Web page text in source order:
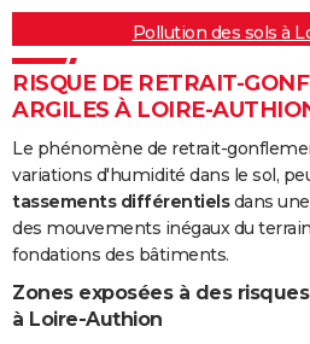
Pollution des sols à
RISQUE DE RETRAIT-
ARGILES À LOIRE-
Le phénomène de retrait-
variations d'humidité dans le sol,
tassements différentielsdans
des mouvements inégaux du
fondations des bâtiments.
Zones exposées à des
à Loire-Authion